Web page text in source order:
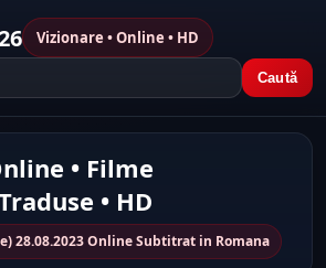
Vizionare • Online • HD
Caută
• Filme
• HD
28.08.2023 Online Subtitrat in Romana